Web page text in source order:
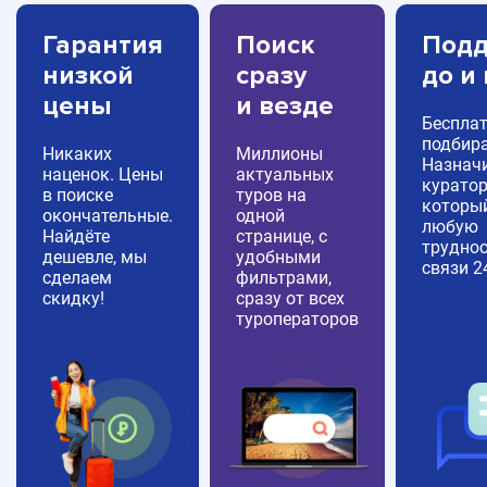
Гарантия
низкой
цены
Никаких
наценок. Цены
в поиске
окончательные.
Найдёте
дешевле, мы
сделаем
скидку!
Поиск
сразу
и везде
Миллионы
актуальных
туров на
одной
странице, с
удобными
фильтрами,
сразу от всех
туроператоров
до и
любую
связи